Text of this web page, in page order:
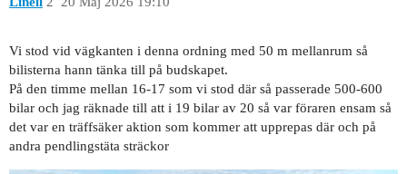
Vi stod vid vägkanten i denna ordning med 50 m mellanrum så
bilisterna hann tänka till på budskapet.
På den timme mellan 16-17 som vi stod där så passerade 500-600
bilar och jag räknade till att i 19 bilar av 20 så var föraren ensam så
det var en träffsäker aktion som kommer att upprepas där och på
andra pendlingstäta sträckor